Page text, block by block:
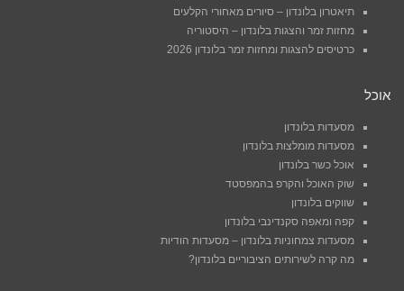
תיאטרון בלונדון – סיורים מאחורי הקלעים
מחזות זמר והצגות בלונדון – היסטוריה
כרטיסים להצגות ומחזות זמר בלונדון 2026
אוכל
מסעדות בלונדון
מסעדות מומלצות בלונדון
אוכל כשר בלונדון
שוק האוכל והקרפ בהמפסטד
שווקים בלונדון
קפה ומאפה סקנדינבי בלונדון
מסעדות צמחוניות בלונדון – מסעדות הודיות
מה קרה לשירותים הציבוריים בלונדון?